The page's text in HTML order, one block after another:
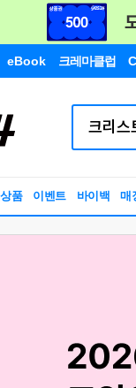
eBook 크레마클럽
품 이벤트 바이백 매